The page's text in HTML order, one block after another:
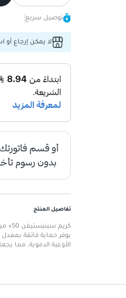
توصيل سريع
لا يمكن إرجاع أو
تفاصيل المنتج
الأوعية الدموية، مما
صحة الأوعية الدموية: